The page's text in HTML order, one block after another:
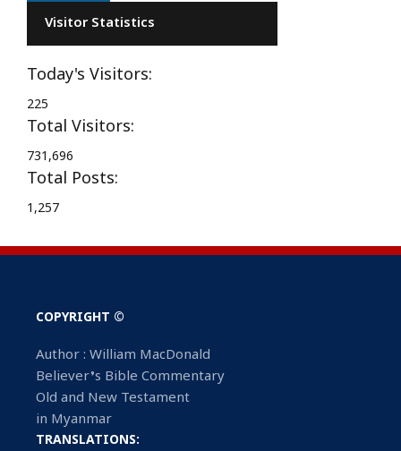
Visitor Statistics
Today's Visitors:
225
Total Visitors:
731,696
Total Posts:
1,257
COPYRIGHT ©
Author : William MacDonald
Believer’s Bible Commentary
Old and New Testament
in Myanmar
TRANSLATIONS: